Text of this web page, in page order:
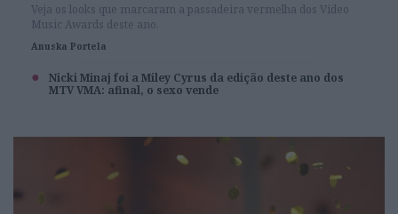
Veja os looks que marcaram a passadeira vermelha dos Video
Music Awards deste ano.
Anuska Portela
Nicki Minaj foi a Miley Cyrus da edição deste ano dos
MTV VMA: afinal, o sexo vende